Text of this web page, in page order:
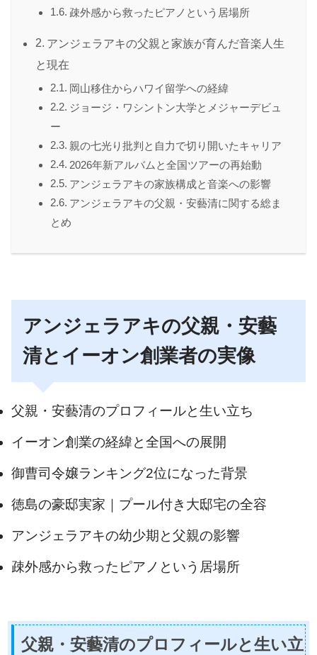
疎外感から救ったピアノという居場所
アンジェラアキの父親と家族が育んだ音楽人生
と現在
岡山移住からハワイ留学への経緯
ジョージ・ワシントン大学とメジャーデビュ
ー
親の七光り批判と自力で切り開いたキャリア
2026年新アルバムと全国ツアーの再始動
アンジェラアキの家族構成と音楽への影響
アンジェラアキの父親・安藝清に関する総ま
とめ
アンジェラアキの父親・安藝
清とイーオン創業者の実像
父親・安藝清のプロフィールと生い立ち
イーオン創業の経緯と全国への展開
御曹司令嬢ランキング2位になった背景
徳島の豪邸実家｜プール付き大邸宅の全容
アンジェラアキの幼少期と父親の影響
疎外感から救ったピアノという居場所
父親・安藝清のプロフィールと生い立